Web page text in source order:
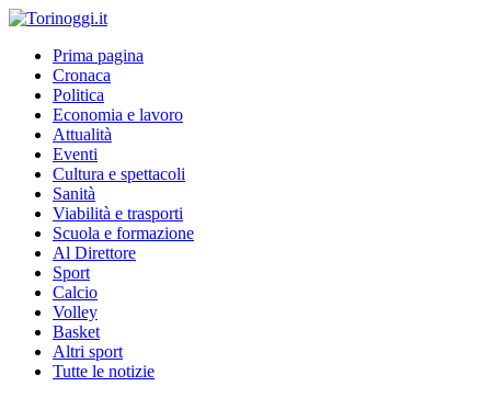
Prima pagina
Cronaca
Politica
Economia e lavoro
Attualità
Eventi
Cultura e spettacoli
Sanità
Viabilità e trasporti
Scuola e formazione
Al Direttore
Sport
Calcio
Volley
Basket
Altri sport
Tutte le notizie